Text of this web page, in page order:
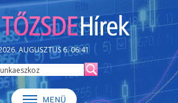
AUGUSZTUS 6. 06:41